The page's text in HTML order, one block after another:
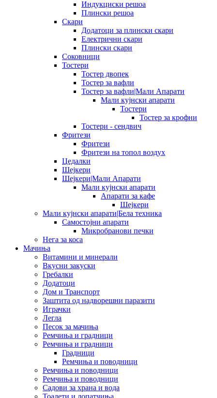
Индукциски решоа
Плински решоа
Скари
Додатоци за плински скари
Електрични скари
Плински скари
Соковници
Тостери
Тостер двопек
Тостер за вафли
Тостер за вафли|Мали Апарати
Мали кујнски апарати
Тостери
Тостер за крофни
Тостери - сендвич
Фритези
Фритези
Фритези на топол воздух
Цедалки
Шејкери
Шејкери|Мали Апарати
Мали кујнски апарати
Апарати за кафе
Шејкери
Мали кујнски апарати|Бела техника
Самостојни апарати
Микробранови печки
Нега за коса
Мачиња
Витамини и минерали
Вкусни закуски
Гребалки
Додатоци
Дом и Транспорт
Заштита од надворешни паразити
Играчки
Легла
Песок за мачиња
Ремчиња и градници
Ремчиња и градници
Градници
Ремчиња и поводници
Ремчиња и поводници
Ремчиња и поводници
Садови за храна и вода